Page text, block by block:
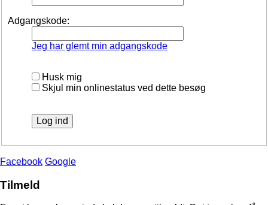
Adgangskode:
Jeg har glemt min adgangskode
Husk mig
Skjul min onlinestatus ved dette besøg
Facebook Google
Tilmeld